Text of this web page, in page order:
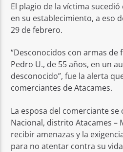
El plagio de la víctima
en su establecimiento, a eso
29 de febrero.
“Desconocidos con armas de
Pedro U., de 55 años, en un
desconocido”, fue la alerta
comerciantes de Atacames.
La esposa del comerciante
Nacional, distrito Atacames –
recibir amenazas y la
para no atentar contra su